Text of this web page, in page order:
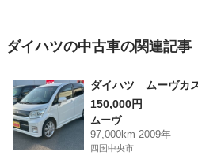
ダイハツの中古車の関連記事
ダイハツ ムーヴカ
150,000円
ムーヴ
97,000km 2009年
四国中央市